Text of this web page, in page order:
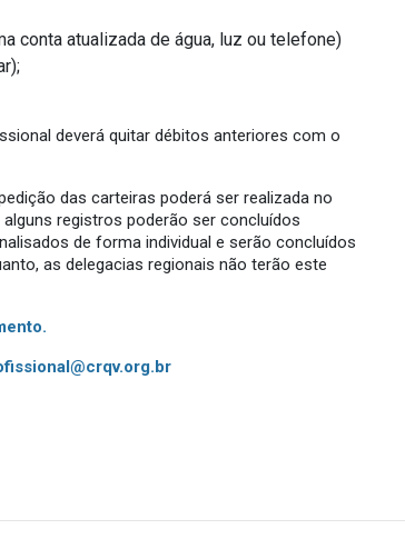
conta atualizada de água, luz ou telefone)
deverá quitar débitos anteriores com o
das carteiras poderá ser realizada no
registros poderão ser concluídos
de forma individual e serão concluídos
as delegacias regionais não terão este